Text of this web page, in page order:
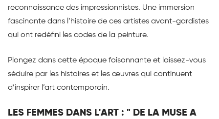
reconnaissance des impressionnistes. Une immersion
fascinante dans l’histoire de ces artistes avant-gardistes
qui ont redéfini les codes de la peinture.
Plongez dans cette époque foisonnante et laissez-vous
séduire par les histoires et les œuvres qui continuent
d’inspirer l’art contemporain.
LES FEMMES DANS L'ART : " DE LA MUSE A